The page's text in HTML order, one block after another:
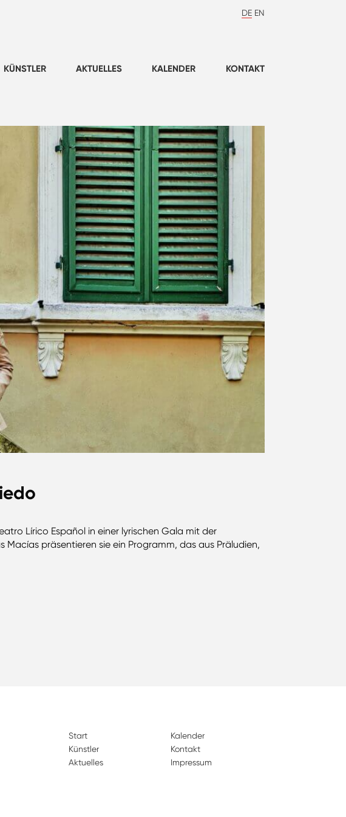
DE EN
KÜNSTLER AKTUELLES KALENDER KONTAKT
Lírico Español in einer lyrischen Gala mit der
präsentieren sie ein Programm, das aus Präludien,
Start
Künstler
Aktuelles
Kalender
Kontakt
Impressum